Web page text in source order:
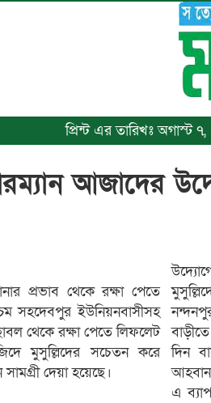
প্রিন্ট এর তারিখঃ অগাস্ট
আজাদের
প্রভাব থেকে রক্ষা পেতে
সহদেবপুর ইউনিয়নবাসীসহ
থেকে রক্ষা পেতে লিফলেট
মুসুল্লিদের সচেতন করে
দেয়া হয়েছে।
দিন
এ